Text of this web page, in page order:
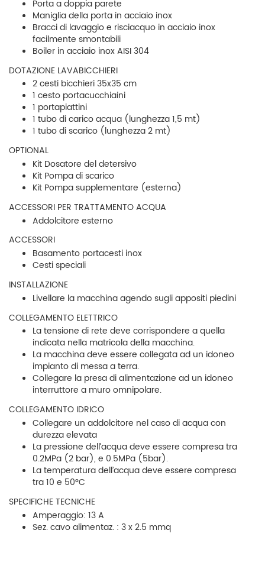
Porta a doppia parete
Maniglia della porta in acciaio inox
Bracci di lavaggio e risciacquo in acciaio inox
facilmente smontabili
Boiler in acciaio inox AISI 304
DOTAZIONE LAVABICCHIERI
2 cesti bicchieri 35x35 cm
1 cesto portacucchiaini
1 portapiattini
1 tubo di carico acqua (lunghezza 1,5 mt)
1 tubo di scarico (lunghezza 2 mt)
OPTIONAL
Kit Dosatore del detersivo
Kit Pompa di scarico
Kit Pompa supplementare (esterna)
ACCESSORI PER TRATTAMENTO ACQUA
Addolcitore esterno
ACCESSORI
Basamento portacesti inox
Cesti speciali
INSTALLAZIONE
Livellare la macchina agendo sugli appositi piedini
COLLEGAMENTO ELETTRICO
La tensione di rete deve corrispondere a quella
indicata nella matricola della macchina.
La macchina deve essere collegata ad un idoneo
impianto di messa a terra.
Collegare la presa di alimentazione ad un idoneo
interruttore a muro omnipolare.
COLLEGAMENTO IDRICO
Collegare un addolcitore nel caso di acqua con
durezza elevata
La pressione dell’acqua deve essere compresa tra
0.2MPa (2 bar), e 0.5MPa (5bar).
La temperatura dell’acqua deve essere compresa
tra 10 e 50°C
SPECIFICHE TECNICHE
Amperaggio: 13 A
Sez. cavo alimentaz. : 3 x 2.5 mmq